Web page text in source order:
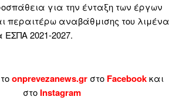
για την ένταξη των έργων
περαιτέρω αναβάθμισης του λιμένα
2021-2027.
τοonprevezanews.gr στο Facebookκαι
στο Instagram